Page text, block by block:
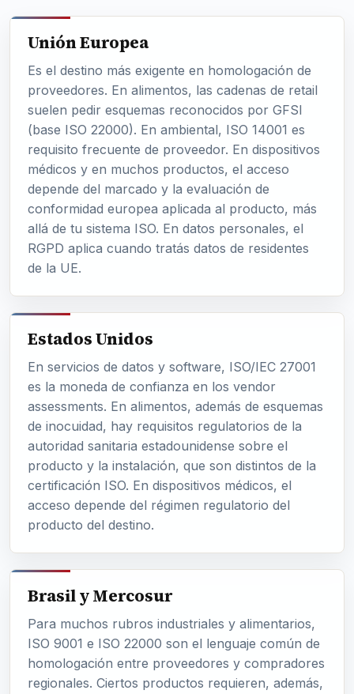
Unión Europea
Es el destino más exigente en homologación de
proveedores. En alimentos, las cadenas de retail
suelen pedir esquemas reconocidos por GFSI
(base ISO 22000). En ambiental, ISO 14001 es
requisito frecuente de proveedor. En dispositivos
médicos y en muchos productos, el acceso
depende del marcado y la evaluación de
conformidad europea aplicada al producto, más
allá de tu sistema ISO. En datos personales, el
RGPD aplica cuando tratás datos de residentes
de la UE.
Estados Unidos
En servicios de datos y software, ISO/IEC 27001
es la moneda de confianza en los vendor
assessments. En alimentos, además de esquemas
de inocuidad, hay requisitos regulatorios de la
autoridad sanitaria estadounidense sobre el
producto y la instalación, que son distintos de la
certificación ISO. En dispositivos médicos, el
acceso depende del régimen regulatorio del
producto del destino.
Brasil y Mercosur
Para muchos rubros industriales y alimentarios,
ISO 9001 e ISO 22000 son el lenguaje común de
homologación entre proveedores y compradores
regionales. Ciertos productos requieren, además,